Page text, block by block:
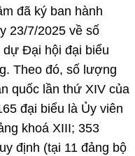
đã ký ban hành
23/7/2025 về số
dự Đại hội đại biểu
Theo đó, số lượng
quốc lần thứ XIV của
đại biểu là Ủy viên
khoá XIII; 353
định (tại 11 đảng bộ